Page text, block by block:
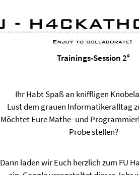
Trainings-Session 2°
Ihr Habt Spaß an kniffligen
Lust dem grauen Informatikeralltag
Möchtet Eure Mathe- und
Probe stellen?
Dann laden wir Euch herzlich zum FU